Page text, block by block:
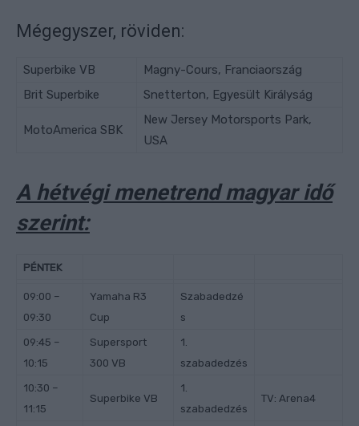
Mégegyszer, röviden:
Superbike VB
Magny-Cours, Franciaország
Brit Superbike
Snetterton, Egyesült Királyság
MotoAmerica SBK
New Jersey Motorsports Park,
USA
A hétvégi menetrend magyar idő
szerint:
PÉNTEK
09:00 –
09:30
Yamaha R3
Cup
Szabadedzé
s
09:45 –
10:15
Supersport
300 VB
1.
szabadedzés
10:30 –
11:15
Superbike VB
1.
szabadedzés
TV: Arena4